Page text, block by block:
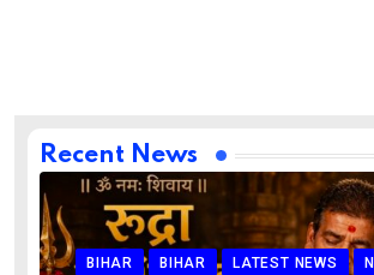
Recent News
BIHAR BIHAR LATEST NEWS